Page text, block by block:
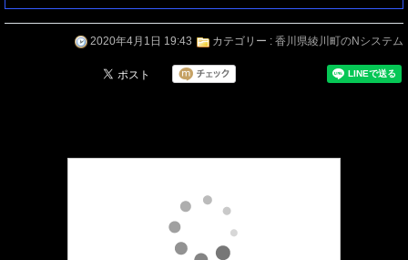
2020年4月1日 19:43 カテゴリー : 香川県綾川町のNシステム